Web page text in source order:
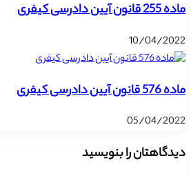
ماده 255 قانون آیین دادرسی کیفری
10/04/2022
ماده 576 قانون آیین دادرسی کیفری
05/04/2022
دیدگاهتان را بنویسید